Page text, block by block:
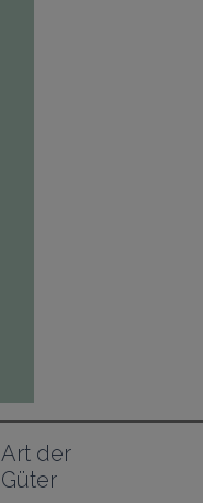
Art der
Güter